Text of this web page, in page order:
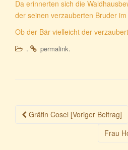
Da erinnerten sich die
der seinen verzauberten Bruder
Ob der Bär vielleicht der
.
permalink.
Beitragsnavigation
Gräfin Cosel [Voriger Beitrag]
Frau